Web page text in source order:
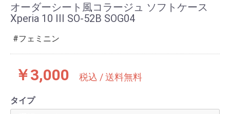
オーダーシート風コラージュ ソフトケース
Xperia 10 III SO-52B SOG04
フェミニン
￥3,000 税込 / 送料無料
タイプ